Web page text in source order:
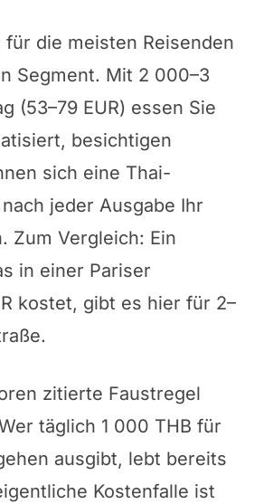
für die meisten Reisenden
Segment. Mit 2 000–3
(53–79 EUR) essen Sie
besichtigen
sich eine Thai-
jeder Ausgabe Ihr
Zum Vergleich: Ein
in einer Pariser
kostet, gibt es hier für 2–
zitierte Faustregel
täglich 1 000 THB für
ausgibt, lebt bereits
Kostenfalle ist